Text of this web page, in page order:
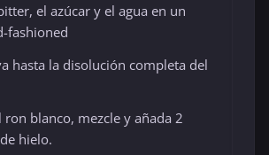
el azúcar y el agua en un
fashioned
hasta la disolución completa del
ron blanco, mezcle y añada 2
hielo.